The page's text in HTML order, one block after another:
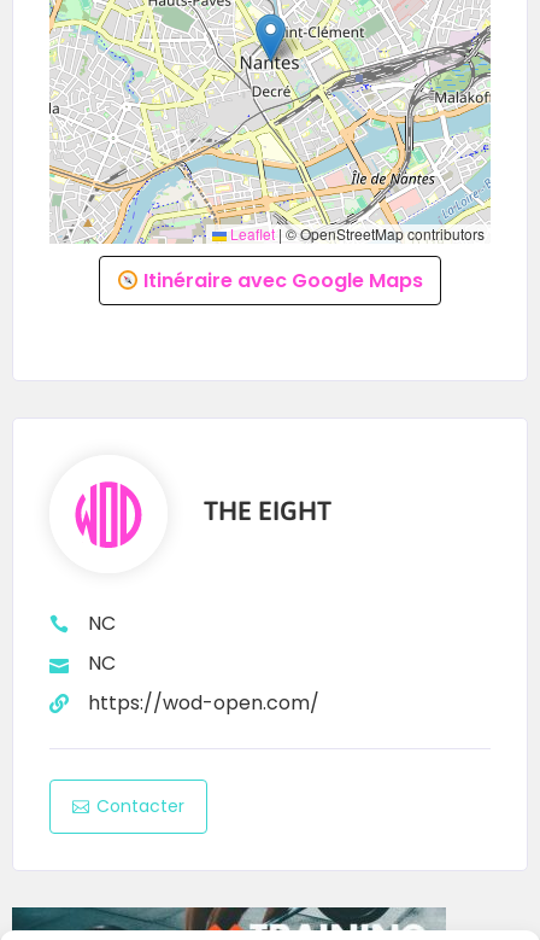
Les inscriptions ouvrent bientôt.
ATHLÈTES • PARTENAIRES • SPONSORS
∞ THE EIGHT — HYBRID RACE ∞
Leaflet |© OpenStreetMap contributors
Itinéraire avec Google Maps
THE EIGHT
NC
NC
https://wod-open.com/
Contacter